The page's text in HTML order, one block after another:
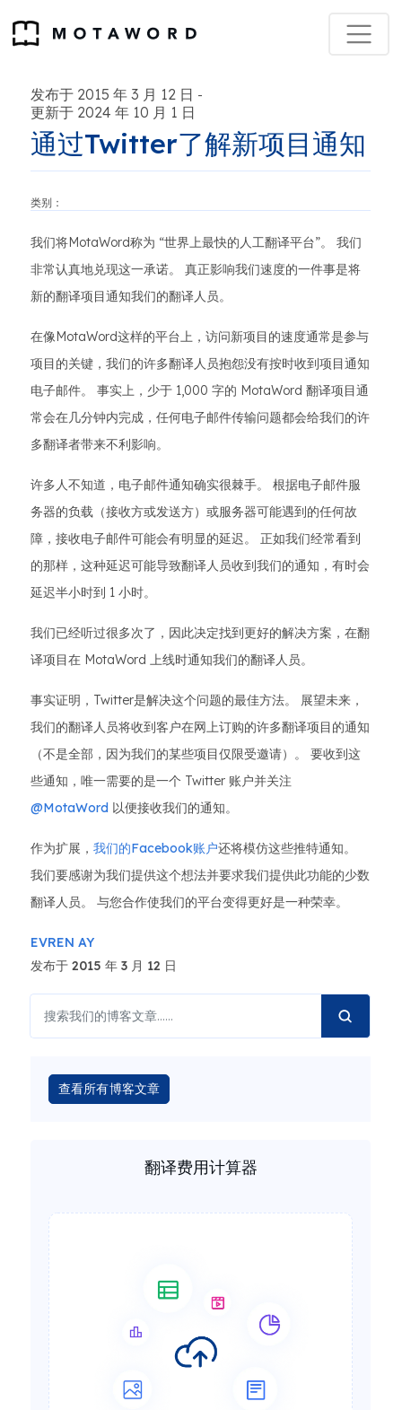
发布于 2015 年 3 月 12 日 -
更新于 2024 年 10 月 1 日
通过Twitter了解新项目通知
类别：
我们将MotaWord称为 “世界上最快的人工翻译平台”。 我们
非常认真地兑现这一承诺。 真正影响我们速度的一件事是将
新的翻译项目通知我们的翻译人员。
在像MotaWord这样的平台上，访问新项目的速度通常是参与
项目的关键，我们的许多翻译人员抱怨没有按时收到项目通知
电子邮件。 事实上，少于 1,000 字的 MotaWord 翻译项目通
常会在几分钟内完成，任何电子邮件传输问题都会给我们的许
多翻译者带来不利影响。
许多人不知道，电子邮件通知确实很棘手。 根据电子邮件服
务器的负载（接收方或发送方）或服务器可能遇到的任何故
障，接收电子邮件可能会有明显的延迟。 正如我们经常看到
的那样，这种延迟可能导致翻译人员收到我们的通知，有时会
延迟半小时到 1 小时。
我们已经听过很多次了，因此决定找到更好的解决方案，在翻
译项目在 MotaWord 上线时通知我们的翻译人员。
事实证明，Twitter是解决这个问题的最佳方法。 展望未来，
我们的翻译人员将收到客户在网上订购的许多翻译项目的通知
（不是全部，因为我们的某些项目仅限受邀请）。 要收到这
些通知，唯一需要的是一个 Twitter 账户并关注
@MotaWord 以便接收我们的通知。
作为扩展， 我们的Facebook账户还将模仿这些推特通知。
我们要感谢为我们提供这个想法并要求我们提供此功能的少数
翻译人员。 与您合作使我们的平台变得更好是一种荣幸。
EVREN AY
发布于 2015 年 3 月 12 日
查看所有博客文章
翻译费用计算器